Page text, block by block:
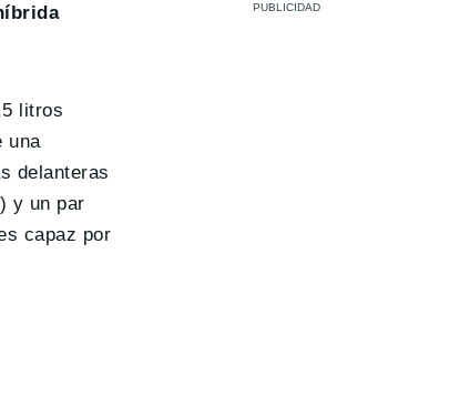
litros
una
delanteras
y un par
capaz por